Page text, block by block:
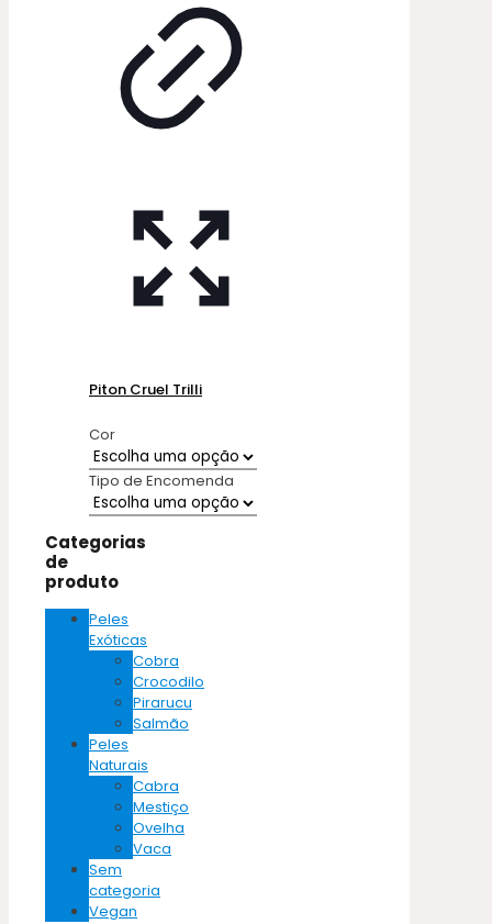
Piton Cruel Trilli
Cor
Tipo de Encomenda
Categorias
de
produto
Peles
Exóticas
Cobra
Crocodilo
Pirarucu
Salmão
Peles
Naturais
Cabra
Mestiço
Ovelha
Vaca
Sem
categoria
Vegan